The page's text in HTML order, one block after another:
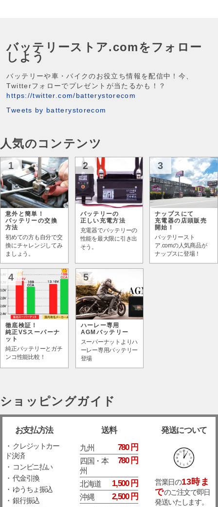
バッテリーストア.comをフォロー
しよう
バッテリーや車・バイクのお役立ち情報を配信中！今、
Twitterフォローでプレゼントが当たるかも！？
https://twitter.com/batterystorecom
Tweets by batterystorecom
人気のコンテンツ
1
意外と簡単！
バッテリーの交換
方法
初めての方も自分で交
換にチャレンジしてみ
ましょう。
2
バッテリーの
正しい充電方法
充電器でバッテリーの
性能を最大限に引き出
そう。
3
ナップスにて
充電器の店頭販売
開始！
バッテリースト
ア.comの人気商品が
ナップスに登場！
4
徹底検証！
純正VSスーパーナ
ット
純正バッテリーとガチ
ンコ性能比較！
5
ハーレー専用
AGMバッテリー
スーパーナットよりハ
ーレー専用バッテリー
登場
ショッピングガイド
お支払方法
・ クレジットカー
ド決済
・ コンビニ払い
・ 代金引換
・ ゆうちょ振込
・ 銀行振込
送料
九州 780 円
四国・本
州
780 円
北海道 1,500 円
沖縄 2,500 円
発送について
営業日の13時ま
でのご注文で即日
発送いたします。